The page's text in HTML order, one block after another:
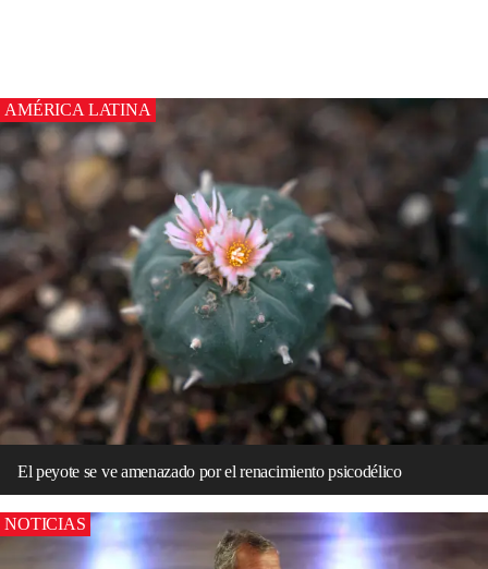
AMÉRICA LATINA
El peyote se ve amenazado por el renacimiento psicodélico
NOTICIAS